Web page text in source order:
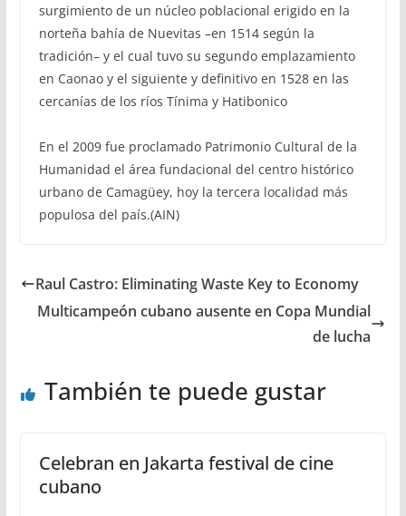
surgimiento de un núcleo poblacional erigido en la
norteña bahía de Nuevitas –en 1514 según la
tradición– y el cual tuvo su segundo emplazamiento
en Caonao y el siguiente y definitivo en 1528 en las
cercanías de los ríos Tínima y Hatibonico
En el 2009 fue proclamado Patrimonio Cultural de la
Humanidad el área fundacional del centro histórico
urbano de Camagüey, hoy la tercera localidad más
populosa del país.(AIN)
Raul Castro: Eliminating Waste Key to Economy
Multicampeón cubano ausente en Copa Mundial
de lucha
También te puede gustar
Celebran en Jakarta festival de cine
cubano